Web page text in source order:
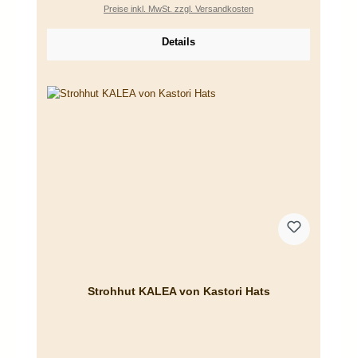
Preise inkl. MwSt. zzgl. Versandkosten
Details
Strohhut KALEA von Kastori Hats